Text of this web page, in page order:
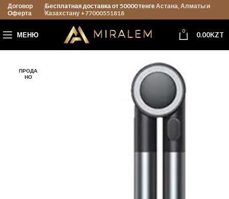
Договор
Оферта
Бесплатная доставка от 50000 тенгеАстана, Алматы и
Казахстану +77000551818
МЕНЮ 0 0.00KZT
ПРОДА
НО